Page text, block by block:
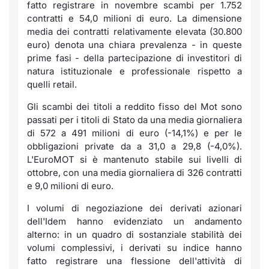
fatto registrare in novembre scambi per 1.752
contratti e 54,0 milioni di euro. La dimensione
media dei contratti relativamente elevata (30.800
euro) denota una chiara prevalenza - in queste
prime fasi - della partecipazione di investitori di
natura istituzionale e professionale rispetto a
quelli retail.
Gli scambi dei titoli a reddito fisso del Mot sono
passati per i titoli di Stato da una media giornaliera
di 572 a 491 milioni di euro (-14,1%) e per le
obbligazioni private da a 31,0 a 29,8 (-4,0%).
L'EuroMOT si è mantenuto stabile sui livelli di
ottobre, con una media giornaliera di 326 contratti
e 9,0 milioni di euro.
I volumi di negoziazione dei derivati azionari
dell'Idem hanno evidenziato un andamento
alterno: in un quadro di sostanziale stabilità dei
volumi complessivi, i derivati su indice hanno
fatto registrare una flessione dell'attività di